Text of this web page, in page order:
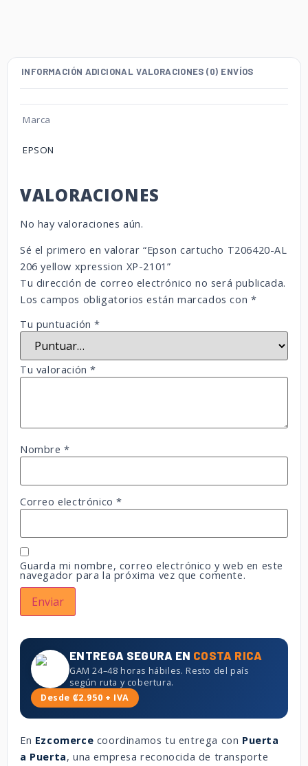
INFORMACIÓN ADICIONAL VALORACIONES (0) ENVÍOS
Marca
EPSON
VALORACIONES
No hay valoraciones aún.
Sé el primero en valorar “Epson cartucho T206420-AL
206 yellow xpression XP-2101”
Tu dirección de correo electrónico no será publicada.
Los campos obligatorios están marcados con *
Tu puntuación*
Tu valoración*
Nombre*
Correo electrónico*
Guarda mi nombre, correo electrónico y web en este
navegador para la próxima vez que comente.
ENTREGA SEGURA EN COSTA RICA
GAM 24–48 horas hábiles. Resto del país
según ruta y cobertura.
Desde ₡2.950 + IVA
En Ezcomerce coordinamos tu entrega con Puerta
a Puerta, una empresa reconocida de transporte